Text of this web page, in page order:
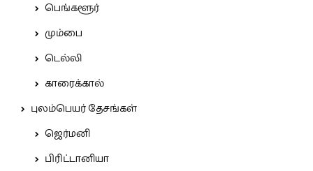
பெங்களூர்
மும்பை
டெல்லி
காரைக்கால்
புலம்பெயர் தேசங்கள்
ஜெர்மனி
பிரிட்டானியா